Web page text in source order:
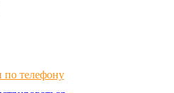
по телефону